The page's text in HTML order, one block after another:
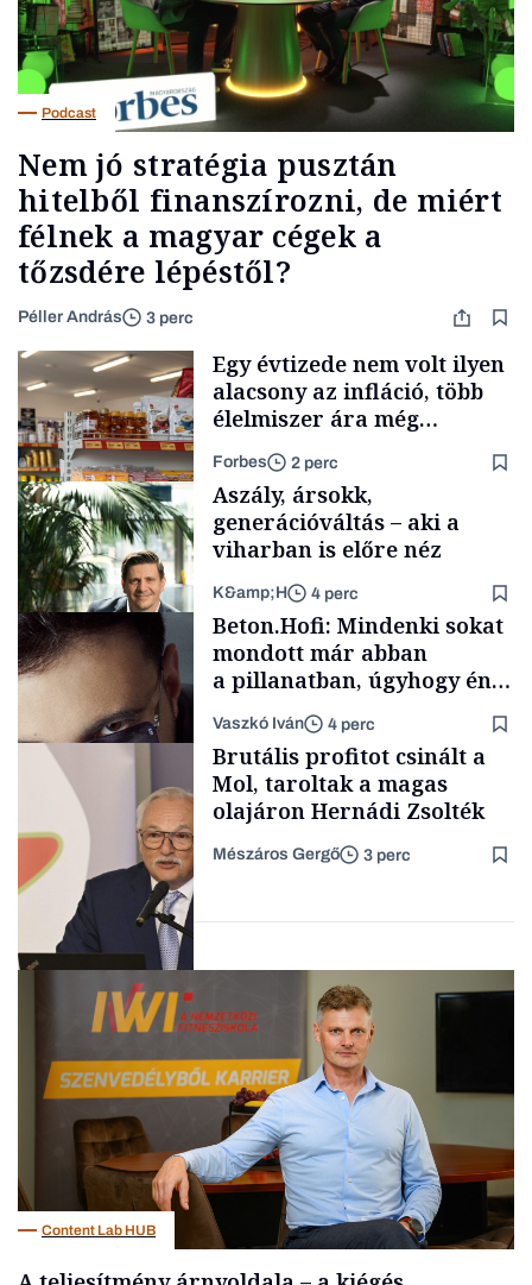
Podcast
Nem jó stratégia pusztán
hitelből finanszírozni, de miért
félnek a magyar cégek a
tőzsdére lépéstől?
Péller András 3 perc
Makro
Egy évtizede nem volt ilyen
alacsony az infláció, több
élelmiszer ára még
rohamosan csökken is
Forbes 2 perc
TÁMOGATÓI
TARTALOM
Aszály, ársokk,
generációváltás – aki a
viharban is előre néz
K&amp;H 4 perc
Forbes-sztori
Beton.Hofi: Mindenki sokat
mondott már abban
a pillanatban, úgyhogy én
a legsarkosabb
gondolataimat akartam
kimondani
Vaszkó Iván 4 perc
Befektetés
Brutális profitot csinált a
Mol, taroltak a magas
olajáron Hernádi Zsolték
Mészáros Gergő 3 perc
Content Lab HUB